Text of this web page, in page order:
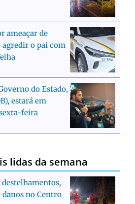
ameaçar de
o pai com
do Estado,
estará em
feira
lidas da semana
danos no Centro